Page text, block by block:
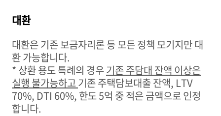
대환
대환은 기존 보금자리론 등 모든 정책 모기지만 대
환 가능합니다.
* 상환 용도 특례의 경우기존 주담대 잔액 이상은
실행 불가능하고기존 주택담보대출 잔액, LTV
70%, DTI 60%, 한도5억 중 적은 금액으로인정
합니다.